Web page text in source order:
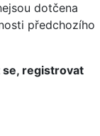
dotčena
předchozího
registrovat